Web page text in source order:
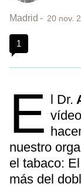
Madrid 20 nov.
1
E l Dr.
nuestro
el tabaco:
más del